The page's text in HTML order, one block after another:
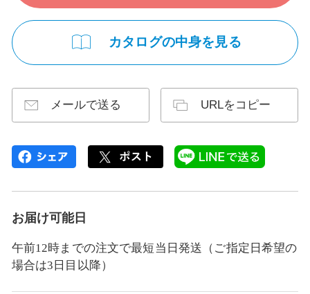
カタログの中身を見る
メールで送る URLをコピー
お届け可能日
午前12時までの注文で最短当日発送（ご指定日希望の
場合は3日目以降）